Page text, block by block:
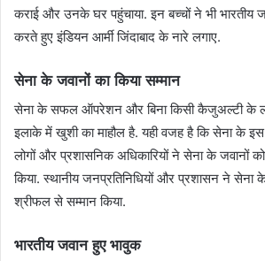
कराई और उनके घर पहुंचाया. इन बच्चों ने भी भारतीय
करते हुए इंडियन आर्मी जिंदाबाद के नारे लगाए.
सेना के जवानों का किया सम्मान
सेना के सफल ऑपरेशन और बिना किसी कैजुअल्टी के
इलाके में खुशी का माहौल है. यही वजह है कि सेना के इस
लोगों और प्रशासनिक अधिकारियों ने सेना के जवानों
किया. स्थानीय जनप्रतिनिधियों और प्रशासन ने सेना
श्रीफल से सम्मान किया.
भारतीय जवान हुए भावुक